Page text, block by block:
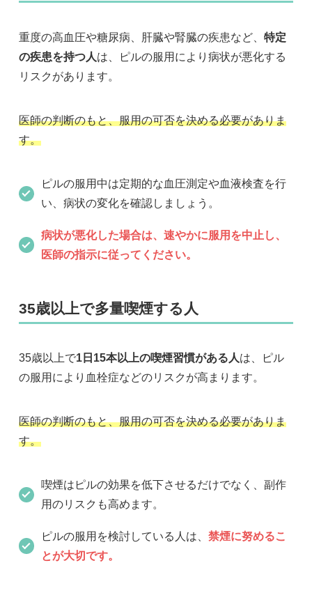
重度の高血圧や糖尿病、肝臓や腎臓の疾患など、 特定
の疾患を持つ人は、ピルの服用により病状が悪化する
リスクがあります。
医師の判断のもと、服用の可否を決める必要がありま
す。
ピルの服用中は定期的な血圧測定や血液検査を行
い、病状の変化を確認しましょう。
病状が悪化した場合は、速やかに服用を中止し、
医師の指示に従ってください。
35歳以上で多量喫煙する人
35歳以上で1日15本以上の喫煙習慣がある人は、ピル
の服用により血栓症などのリスクが高まります。
医師の判断のもと、服用の可否を決める必要がありま
す。
喫煙はピルの効果を低下させるだけでなく、副作
用のリスクも高めます。
ピルの服用を検討している人は、 禁煙に努めるこ
とが大切です。